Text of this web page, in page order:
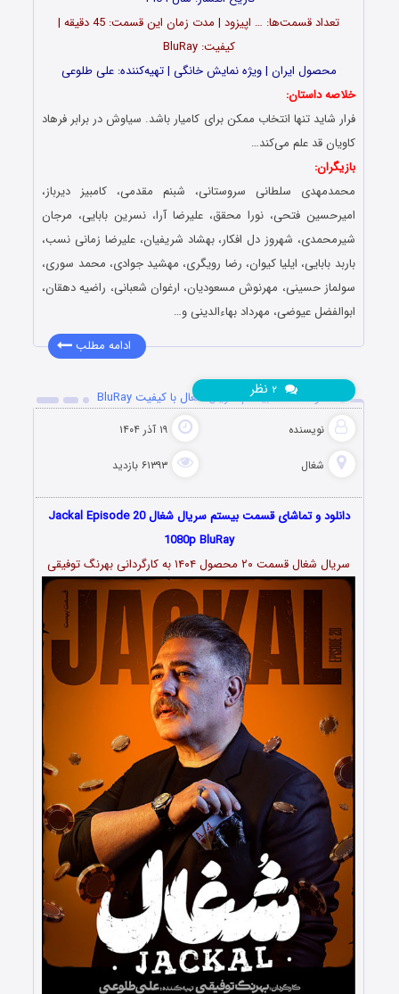
تعداد قسمت‌ها: … اپیزود | مدت زمان این قسمت: 45 دقیقه |
کیفیت: BluRay
محصول ایران | ویژه نمایش خانگی | تهیه‌کننده: علی طلوعی
خلاصه داستان:
فرار شاید تنها انتخاب ممکن برای کامیار باشد. سیاوش در برابر فرهاد
کاویان قد علم می‌کند…
بازیگران:
محمدمهدی سلطانی سروستانی، شبنم مقدمی، کامبیز دیرباز،
امیرحسین فتحی، نورا محقق، علیرضا آرا، نسرین بابایی، مرجان
شیرمحمدی، شهروز دل افکار، بهشاد شریفیان، علیرضا زمانی نسب،
باربد بابایی، ایلیا کیوان، رضا رویگری، مهشید جوادی، محمد سوری،
سولماز حسینی، مهرنوش مسعودیان، ارغوان شعبانی، راضیه دهقان،
ابوالفضل عیوضی، مهرداد بهاءالدینی و…
ادامه مطلب
دانلود قسمت بیستم سریال شغال با کیفیت BluRay
نویسنده ۱۹ آذر ۱۴۰۴
شغال ۶۱۳۹۳ بازدید
۲ نظر
دانلود و تماشای قسمت بیستم سریال شغال Jackal Episode 20
1080p BluRay
سریال شغال قسمت ۲۰ محصول ۱۴۰۴ به کارگردانی بهرنگ توفیقی